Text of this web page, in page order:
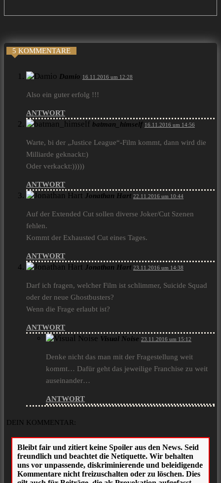
5 KOMMENTARE
Damio 16.11.2016 um 12:28
Also ein guter erfolg !!!
ANTWORT
batman_himself 16.11.2016 um 14:56
Warte, bi der „Justice League“-Film kommt, dann wird die
Milliarde geknackt:)
Oder verkackt:)))))
ANTWORT
Jonathan Hart 22.11.2016 um 10:44
Auf der Extended Cut sollen diverse Joker/Cut Szenen
fehlen.
Kommt der Exhausted Cut eines Tages.
ANTWORT
Jonathan Hart 23.11.2016 um 14:38
Darf ich fragen, welcher Film ist schlimmer, Suicide Squad
oder der neue Ghostbusters?
Wenn die Frage erlaubt ist?
ANTWORT
Visual Noise 23.11.2016 um 15:12
Denke nicht das man mit der Fragestellung weit
kommt… Dafür geht das jeweilige Franchise zu weit
auseinander…
ANTWORT
DEIN KOMMENTAR: